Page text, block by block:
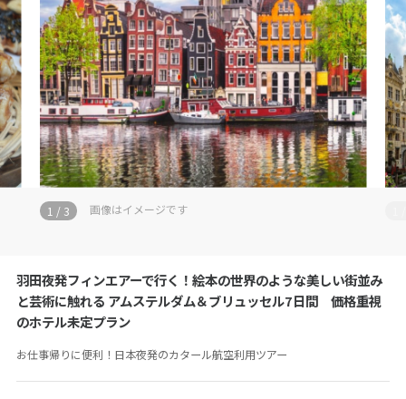
予約・お問い合わせ
来店予約の申し込み
お電話でお問い合わせ
お電話の際にツアーコード
050-5530-6744
定休日：
総合旅行業務取扱管理者：秋田健三郎・小圷孝幸
画像はイメージです
1 / 3
羽田夜発フィンエアーで行く！絵本の世界のような美しい街並み
と芸術に触れる アムステルダム＆ブリュッセル7日間 価格重視
のホテル未定プラン
お仕事帰りに便利！日本夜発のカタール航空利用ツアー